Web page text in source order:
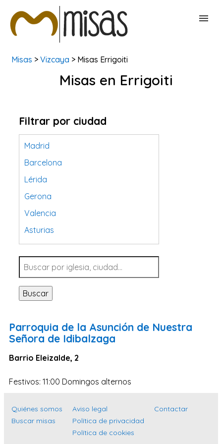
BUSCAR MISAS
Misas > Vizcaya > Misas Errigoiti
Misas en Errigoiti
Filtrar por ciudad
Madrid
Barcelona
Lérida
Gerona
Valencia
Asturias
Tarragona
Navarra
Valladolid
Sevilla
Santa Cruz de Tenerife
Islas Baleares
Las Palmas
Buscar
Parroquia de la Asunción de Nuestra
Señora de Idibalzaga
Barrio Eleizalde, 2
Festivos: 11:00 Domingos alternos
Quiénes somos
Buscar misas
Aviso legal
Política de privacidad
Política de cookies
Contactar